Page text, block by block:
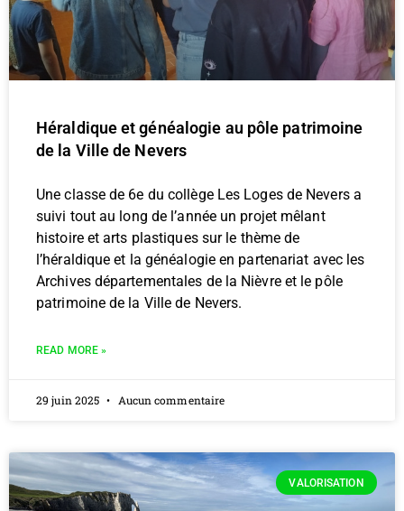
Héraldique et généalogie au pôle patrimoine
de la Ville de Nevers
Une classe de 6e du collège Les Loges de Nevers a
suivi tout au long de l’année un projet mêlant
histoire et arts plastiques sur le thème de
l’héraldique et la généalogie en partenariat avec les
Archives départementales de la Nièvre et le pôle
patrimoine de la Ville de Nevers.
READ MORE »
29 juin 2025 Aucun commentaire
VALORISATION